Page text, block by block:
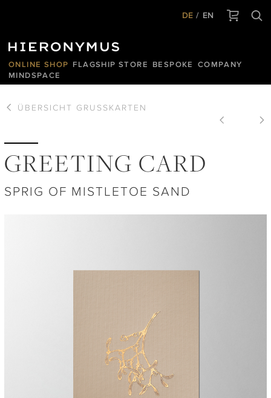
DE EN
ONLINE SHOP FLAGSHIP STORE BESPOKE
COMPANY
MINDSPACE
ÜBERSICHT GRUSSKARTEN
GREETING CARD
SPRIG OF MISTLETOE SAND